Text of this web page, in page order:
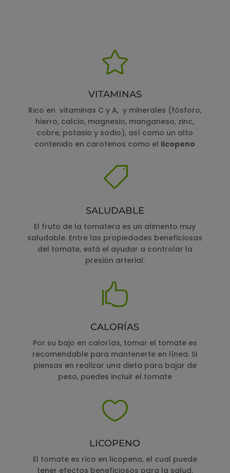

VITAMINAS
Rico en vitaminas C y A, y minerales (fósforo,
hierro, calcio, magnesio, manganeso, zinc,
cobre, potasio y sodio), así como un alto
contenido en carotenos como el licopeno

SALUDABLE
El fruto de la tomatera es un alimento muy
saludable. Entre las propiedades beneficiosas
del tomate, está el ayudar a controlar la
presión arterial.

CALORÍAS
Por su bajo en calorías, tomar el tomate es
recomendable para mantenerte en línea. Si
piensas en realizar una dieta para bajar de
peso, puedes incluir el tomate

LICOPENO
El tomate es rico en licopeno, el cual puede
tener efectos beneficiosos para la salud.